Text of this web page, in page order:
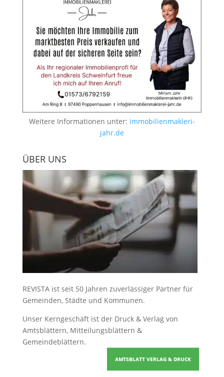
Weitere Informationen unter: immobilienmakleri-
jahr.de
ÜBER UNS
REVISTA ist seit 50 Jahren zuverlässiger Partner für
Gemeinden, Städte und Kommunen.
Unser Kerngeschäft ist der Druck & Verlag von
Amtsblättern, Mitteilungsblättern &
Gemeindeblättern.
AMTSBLATT VERLAG & DRUCK